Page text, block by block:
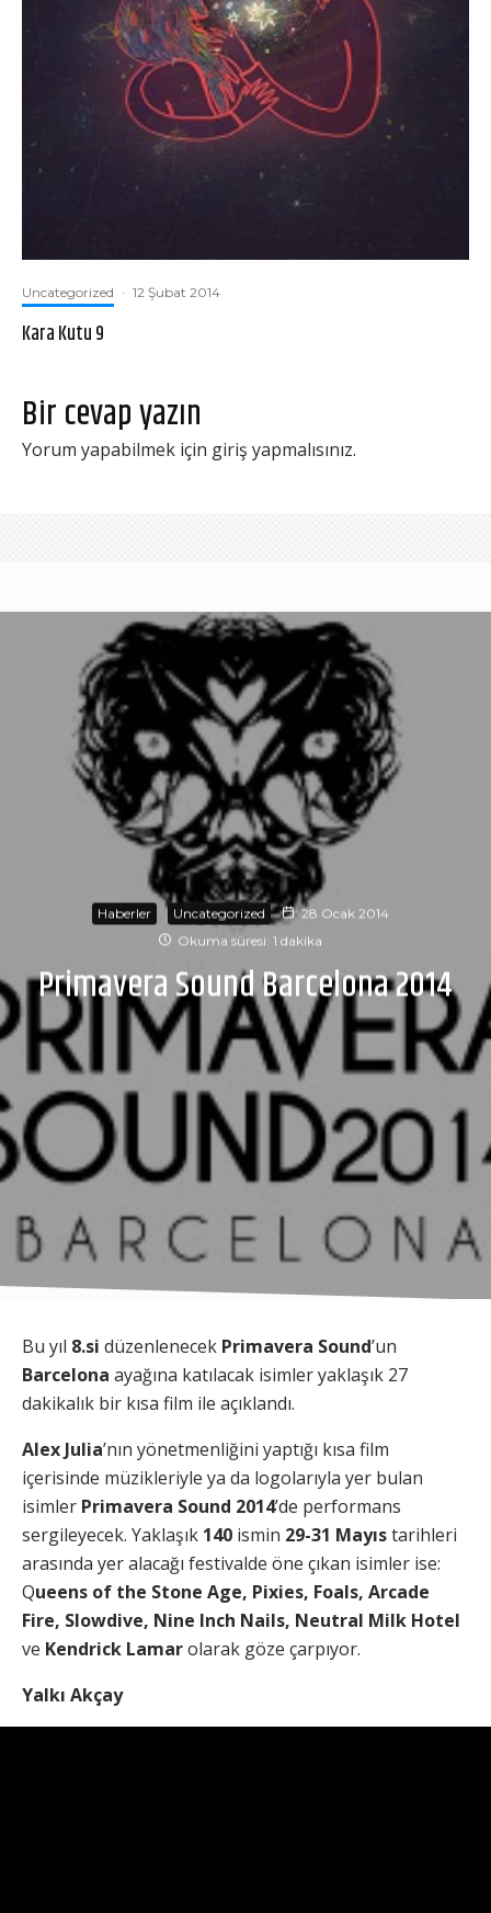
Uncategorized · 12 Şubat 2014
Kara Kutu 9
Bir cevap yazın
Yorum yapabilmek için giriş yapmalısınız.
Haberler Uncategorized
28 Ocak 2014
Okuma süresi: 1 dakika
Primavera Sound Barcelona 2014
Bu yıl 8.si düzenlenecek Primavera Sound’un
Barcelona ayağına katılacak isimler yaklaşık 27
dakikalık bir kısa film ile açıklandı.
Alex Julia’nın yönetmenliğini yaptığı kısa film
içerisinde müzikleriyle ya da logolarıyla yer bulan
isimler Primavera Sound 2014’de performans
sergileyecek. Yaklaşık 140 ismin 29-31 Mayıstarihleri
arasında yer alacağı festivalde öne çıkan isimler ise:
Queens of the Stone Age, Pixies, Foals, Arcade
Fire, Slowdive, Nine Inch Nails, Neutral Milk Hotel
ve Kendrick Lamarolarak göze çarpıyor.
Yalkı Akçay